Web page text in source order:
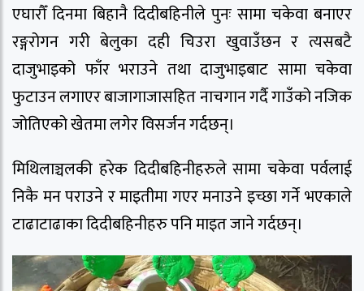
एघारौँ दिनमा बिहानै दिदीबहिनीले पुनः सामा चकेवा बनाएर
रङ्गरोगन गरी बेलुका दही चिउरा खुवाउँछन र त्यसबटै
दाजुभाइको फाँर भराउने तथा दाजुभाइबाट सामा चकेवा
फुटाउन लगाएर बाजागाजासहित नाचगान गर्दै गाउँको नजिक
जोतिएको खेतमा लगेर विसर्जन गर्दछन्।
मिथिलाञ्चलकी हरेक दिदीबहिनीहरुले सामा चकेवा पर्वलाई
निकै मन पराउने र माइतीमा गएर मनाउने इच्छा गर्ने भएकाले
टाढाटाढाका दिदीबहिनीहरु पनि माइत जाने गर्दछन्।